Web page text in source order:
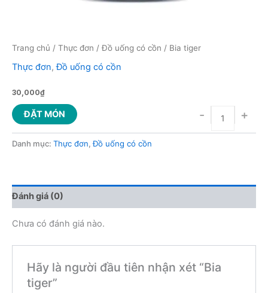
Trang chủ / Thực đơn / Đồ uống có cồn / Bia tiger
Thực đơn,Đồ uống có cồn
30,000₫
- +
ĐẶT MÓN
Danh mục: Thực đơn,Đồ uống có cồn
Đánh giá (0)
Chưa có đánh giá nào.
Hãy là người đầu tiên nhận xét “Bia
tiger”